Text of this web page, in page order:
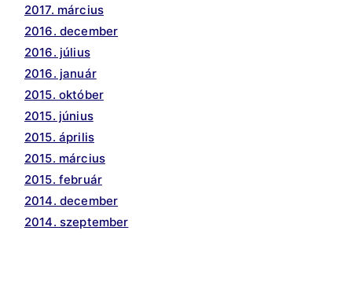
2017. március
2016. december
2016. július
2016. január
2015. október
2015. június
2015. április
2015. március
2015. február
2014. december
2014. szeptember